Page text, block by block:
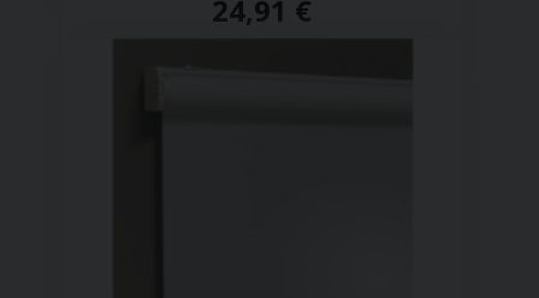
24,91 €